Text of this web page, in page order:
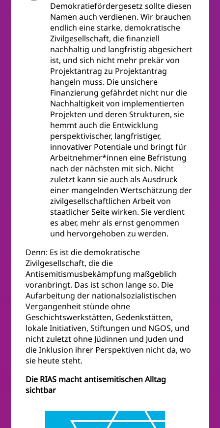
Demokratiefördergesetz sollte diesen
Namen auch verdienen. Wir brauchen
endlich eine starke, demokratische
Zivilgesellschaft, die finanziell
nachhaltig und langfristig abgesichert
ist, und sich nicht mehr prekär von
Projektantrag zu Projektantrag
hangeln muss. Die unsichere
Finanzierung gefährdet nicht nur die
Nachhaltigkeit von implementierten
Projekten und deren Strukturen, sie
hemmt auch die Entwicklung
perspektivischer, langfristiger,
innovativer Potentiale und bringt für
Arbeitnehmer*innen eine Befristung
nach der nächsten mit sich. Nicht
zuletzt kann sie auch als Ausdruck
einer mangelnden Wertschätzung der
zivilgesellschaftlichen Arbeit von
staatlicher Seite wirken. Sie verdient
es aber, mehr als ernst genommen
und hervorgehoben zu werden.
Denn: Es ist die demokratische
Zivilgesellschaft, die die
Antisemitismusbekämpfung maßgeblich
voranbringt. Das ist schon lange so. Die
Aufarbeitung der nationalsozialistischen
Vergangenheit stünde ohne
Geschichtswerkstätten, Gedenkstätten,
lokale Initiativen, Stiftungen und NGOS, und
nicht zuletzt ohne Jüdinnen und Juden und
die Inklusion ihrer Perspektiven nicht da, wo
sie heute steht.
Die RIAS macht antisemitischen Alltag
sichtbar